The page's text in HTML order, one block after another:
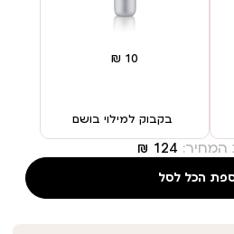
בקבוק למילוי בושם
המחיר:
הכל לסל